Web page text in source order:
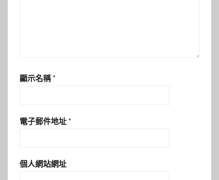
顯示名稱 *
電子郵件地址 *
個人網站網址